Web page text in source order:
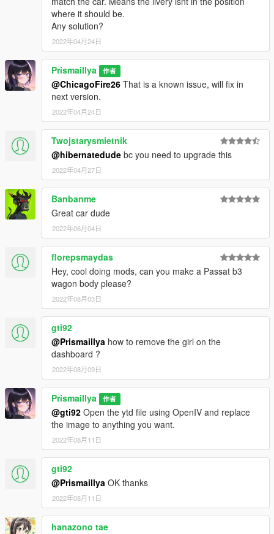
EA888 引擎声:https://www.gta5-
mods.com/vehicles/volkswagen-golf-gti-7-ea888-dsg-i4-
engine-sound-oiv-add-on-fivem-sound
[ 注意事项 ]
由于这辆车的模型面数太高，不得已需要拆分成改装件才能让游
戏正常加载（拼装车），因此你需要在游戏中使用 Menyoo 或者
去改车王安装 防滚架才能看到完整的车身。
[ 更新记录 ]
1.1: 车身和贴图完全重做，修复了所有的模型问题，改进了操作
手感，添加了自定义车牌以及涂装支持。
1.0: 初始版本发布。
[ 协议声明 ]
1. 这辆车的模型是已解锁的
，所以你可以自由对它进行修改。
2. 未经我的允许
请勿 将此 Mod 上传到其他 Mod 网站或论坛。
3.严禁任何形式的倒卖，禁止打包进任何车包中出售。
4. 此 Mod 中包含的车牌号是虚拟的，与现实生活中的任何人物
和车辆没有关系，如有雷同纯属巧合。
[ 联系作者 ]
https://discord.gg/3KKtpQT
QQ 群：344911147
有趣的事实：我在现实中就是开这台车的，所以我可以简单的用
相机记录下任何我想添加的细节，然后加到这台车上。这台车也
会成为我未来长期计划更新的 Mod 之一。
where it should be.
Any solution?
2022年04月24日
Prismaillya 作者
@ChicagoFire26 That is a known issue, will fix in
next version.
2022年04月24日
Twojstarysmietnik
@hibernatedude bc you need to upgrade this
2022年04月27日
Banbanme
Great car dude
2022年06月04日
florepsmaydas
Hey, cool doing mods, can you make a Passat b3
wagon body please?
2022年08月03日
gti92
@Prismaillya how to remove the girl on the
dashboard ?
2022年08月09日
Prismaillya 作者
@gti92 Open the ytd file using OpenIV and replace
the image to anything you want.
2022年08月11日
gti92
@Prismaillya OK thanks
2022年08月11日
hanazono tae